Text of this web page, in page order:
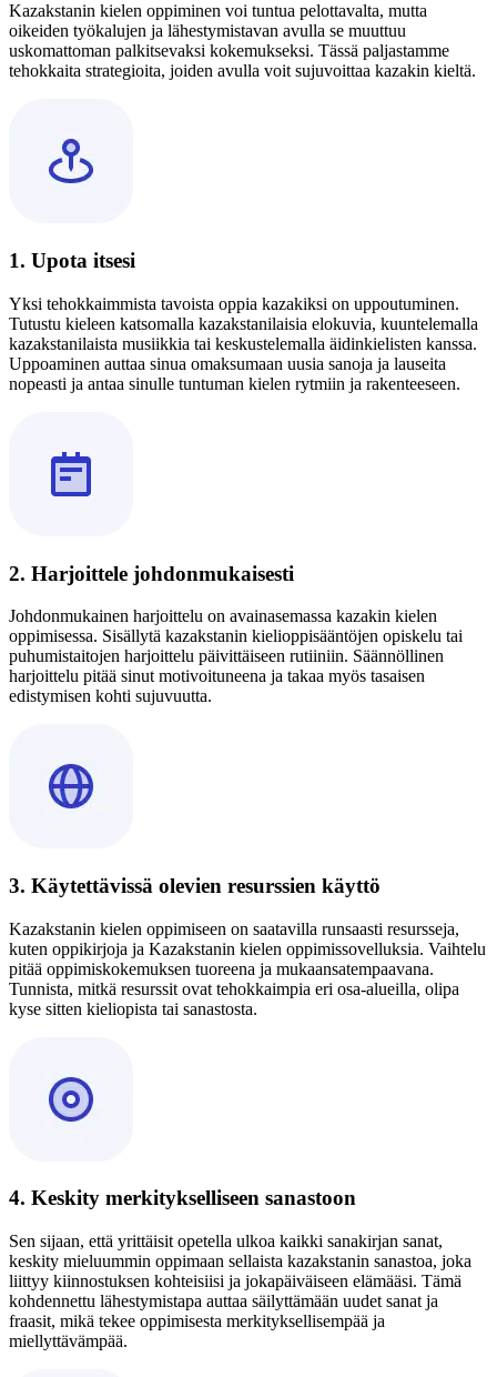
Kazakstanin kielen oppiminen voi tuntua pelottavalta, mutta
oikeiden työkalujen ja lähestymistavan avulla se muuttuu
uskomattoman palkitsevaksi kokemukseksi. Tässä paljastamme
tehokkaita strategioita, joiden avulla voit sujuvoittaa kazakin kieltä.
1. Upota itsesi
Yksi tehokkaimmista tavoista oppia kazakiksi on uppoutuminen.
Tutustu kieleen katsomalla kazakstanilaisia elokuvia, kuuntelemalla
kazakstanilaista musiikkia tai keskustelemalla äidinkielisten kanssa.
Uppoaminen auttaa sinua omaksumaan uusia sanoja ja lauseita
nopeasti ja antaa sinulle tuntuman kielen rytmiin ja rakenteeseen.
2. Harjoittele johdonmukaisesti
Johdonmukainen harjoittelu on avainasemassa kazakin kielen
oppimisessa. Sisällytä kazakstanin kielioppisääntöjen opiskelu tai
puhumistaitojen harjoittelu päivittäiseen rutiiniin. Säännöllinen
harjoittelu pitää sinut motivoituneena ja takaa myös tasaisen
edistymisen kohti sujuvuutta.
3. Käytettävissä olevien resurssien käyttö
Kazakstanin kielen oppimiseen on saatavilla runsaasti resursseja,
kuten oppikirjoja ja Kazakstanin kielen oppimissovelluksia. Vaihtelu
pitää oppimiskokemuksen tuoreena ja mukaansatempaavana.
Tunnista, mitkä resurssit ovat tehokkaimpia eri osa-alueilla, olipa
kyse sitten kieliopista tai sanastosta.
4. Keskity merkitykselliseen sanastoon
Sen sijaan, että yrittäisit opetella ulkoa kaikki sanakirjan sanat,
keskity mieluummin oppimaan sellaista kazakstanin sanastoa, joka
liittyy kiinnostuksen kohteisiisi ja jokapäiväiseen elämääsi. Tämä
kohdennettu lähestymistapa auttaa säilyttämään uudet sanat ja
fraasit, mikä tekee oppimisesta merkityksellisempää ja
miellyttävämpää.